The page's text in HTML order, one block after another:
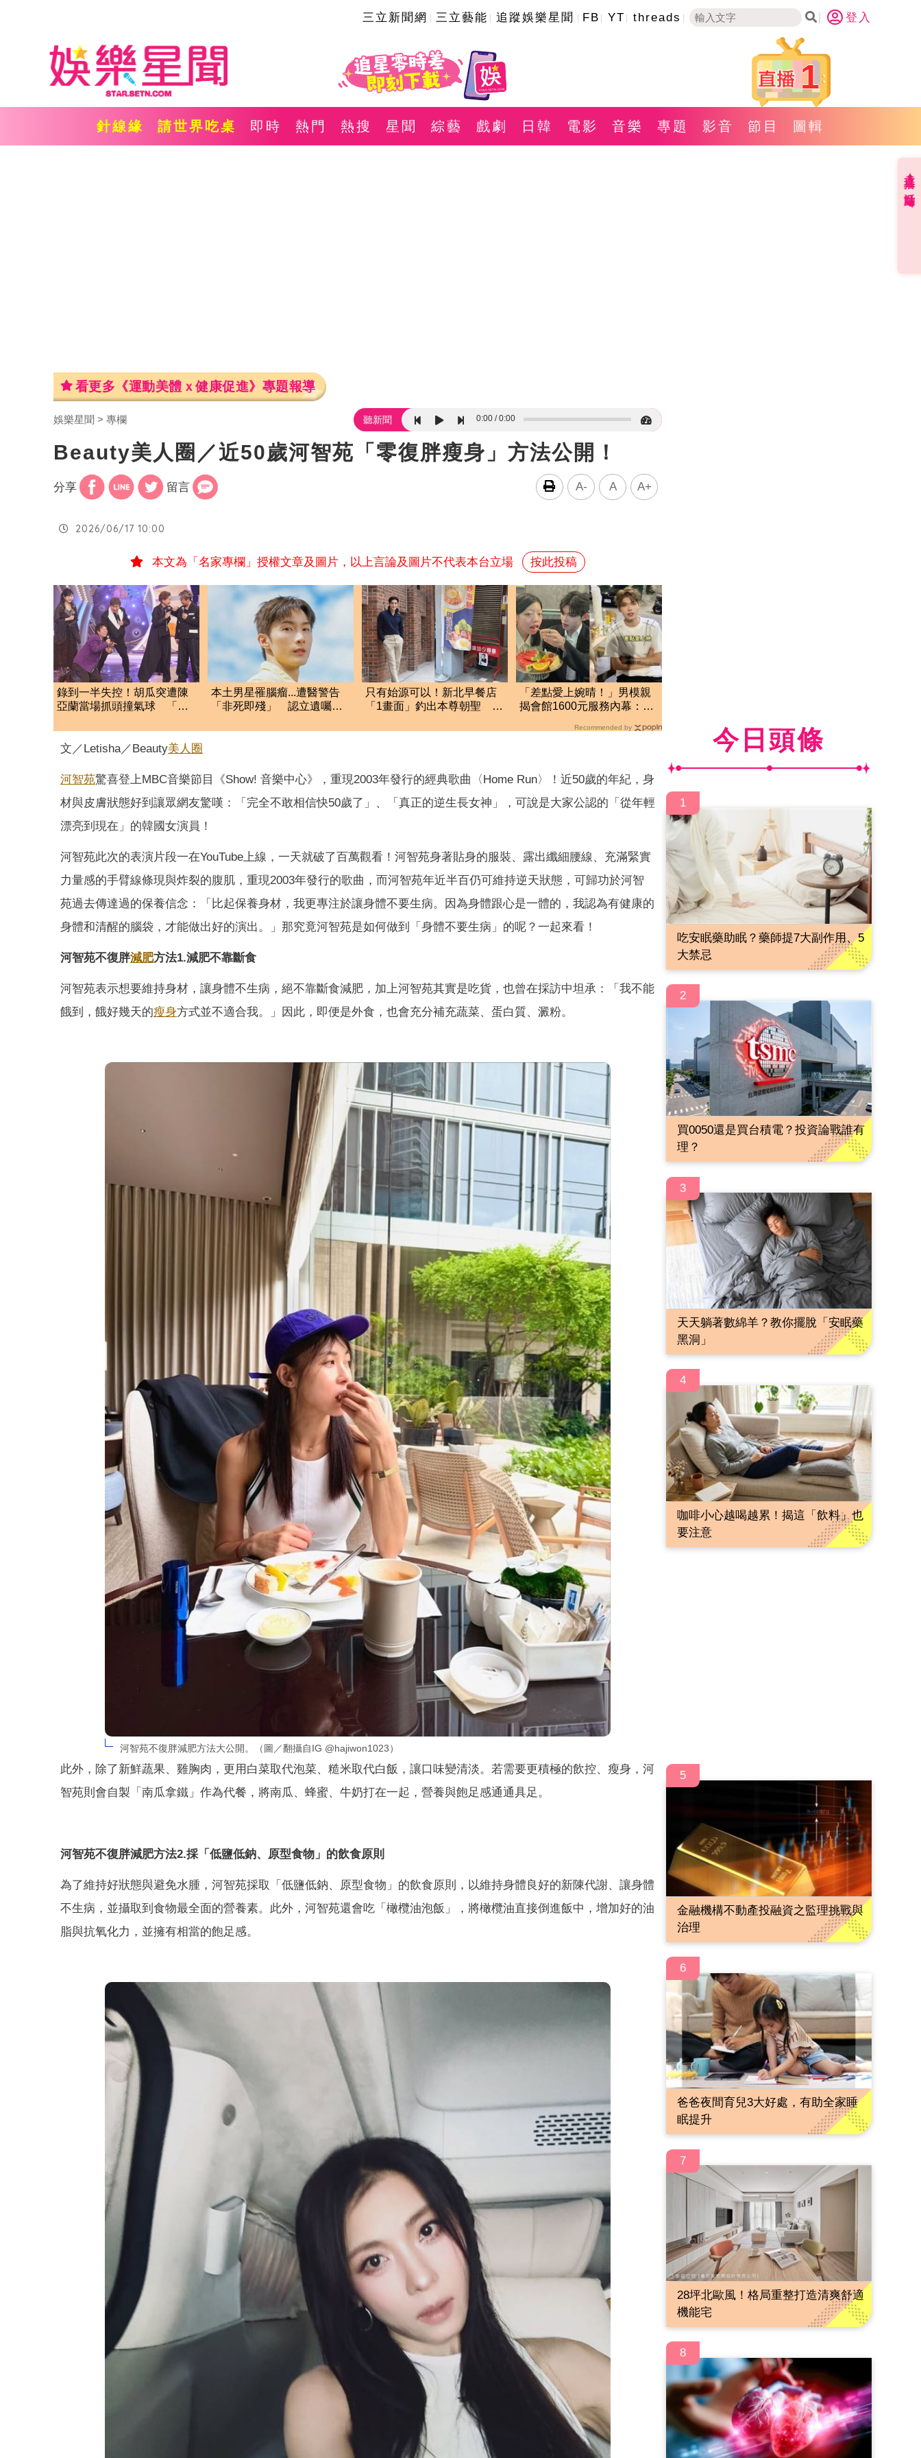
三立新聞網 三立藝能 追蹤娛樂星聞 FB YT threads 登入
1
針線緣 請世界吃桌 即時 熱門 熱搜 星聞 綜藝 戲劇 日韓 電影 音樂 專題 影音 節目 圖輯
看更多《運動美體ｘ健康促進》專題報導
娛樂星聞 專欄 聽新聞 0:00 0:00
Beauty美人圈／近50歲河智苑「零復胖瘦身」方法公開！
分享 留言 A- A A+
2026/06/17 10:00
本文為「名家專欄」授權文章及圖片，以上言論及圖片不代表本台立場 按此投稿
錄到一半失控！胡瓜突遭陳
亞蘭當場抓頭撞氣球 「驚
本土男星罹腦瘤...遭醫警告
「非死即殘」 認立遺囑：
只有始源可以！新北早餐店
「1畫面」釣出本尊朝聖 台
「差點愛上婉晴！」男模親
揭會館1600元服務內幕：開
Recommended by
文／Letisha／Beauty美人圈
河智苑驚喜登上MBC音樂節目《Show! 音樂中心》，重現2003年發行的經典歌曲〈Home Run〉！近50歲的年紀，身
材與皮膚狀態好到讓眾網友驚嘆：「完全不敢相信快50歲了」、「真正的逆生長女神」，可說是大家公認的「從年輕
漂亮到現在」的韓國女演員！
河智苑此次的表演片段一在YouTube上線，一天就破了百萬觀看！河智苑身著貼身的服裝、露出纖細腰線、充滿緊實
力量感的手臂線條現與炸裂的腹肌，重現2003年發行的歌曲，而河智苑年近半百仍可維持逆天狀態，可歸功於河智
苑過去傳達過的保養信念：「比起保養身材，我更專注於讓身體不要生病。因為身體跟心是一體的，我認為有健康的
身體和清醒的腦袋，才能做出好的演出。」那究竟河智苑是如何做到「身體不要生病」的呢？一起來看！
河智苑不復胖減肥方法1.減肥不靠斷食
河智苑表示想要維持身材，讓身體不生病，絕不靠斷食減肥，加上河智苑其實是吃貨，也曾在採訪中坦承：「我不能
餓到，餓好幾天的瘦身方式並不適合我。」因此，即便是外食，也會充分補充蔬菜、蛋白質、澱粉。
河智苑不復胖減肥方法大公開。（圖／翻攝自IG @hajiwon1023）
此外，除了新鮮蔬果、雞胸肉，更用白菜取代泡菜、糙米取代白飯，讓口味變清淡。若需要更積極的飲控、瘦身，河
智苑則會自製「南瓜拿鐵」作為代餐，將南瓜、蜂蜜、牛奶打在一起，營養與飽足感通通具足。
河智苑不復胖減肥方法2.採「低鹽低鈉、原型食物」的飲食原則
為了維持好狀態與避免水腫，河智苑採取「低鹽低鈉、原型食物」的飲食原則，以維持身體良好的新陳代謝、讓身體
不生病，並攝取到食物最全面的營養素。此外，河智苑還會吃「橄欖油泡飯」，將橄欖油直接倒進飯中，增加好的油
脂與抗氧化力，並擁有相當的飽足感。
今日頭條
1
吃安眠藥助眠？藥師提7大副作用、5
大禁忌
2
買0050還是買台積電？投資論戰誰有
理？
3
天天躺著數綿羊？教你擺脫「安眠藥
黑洞」
4
咖啡小心越喝越累！揭這「飲料」也
要注意
5
金融機構不動產投融資之監理挑戰與
治理
6
爸爸夜間育兒3大好處，有助全家睡
眠提升
7
28坪北歐風！格局重整打造清爽舒適
機能宅
8
直播✦活動